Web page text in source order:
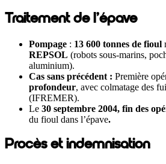
Traitement de l’épave
Pompage : 13 600 tonnes de fioul
REPSOL (robots sous-marins,
aluminium).
Cas sans précédent : Première
profondeur, avec colmatage des
(IFREMER).
Le 30 septembre 2004, fin des
du fioul dans l’épave.
Procès et indemnisation